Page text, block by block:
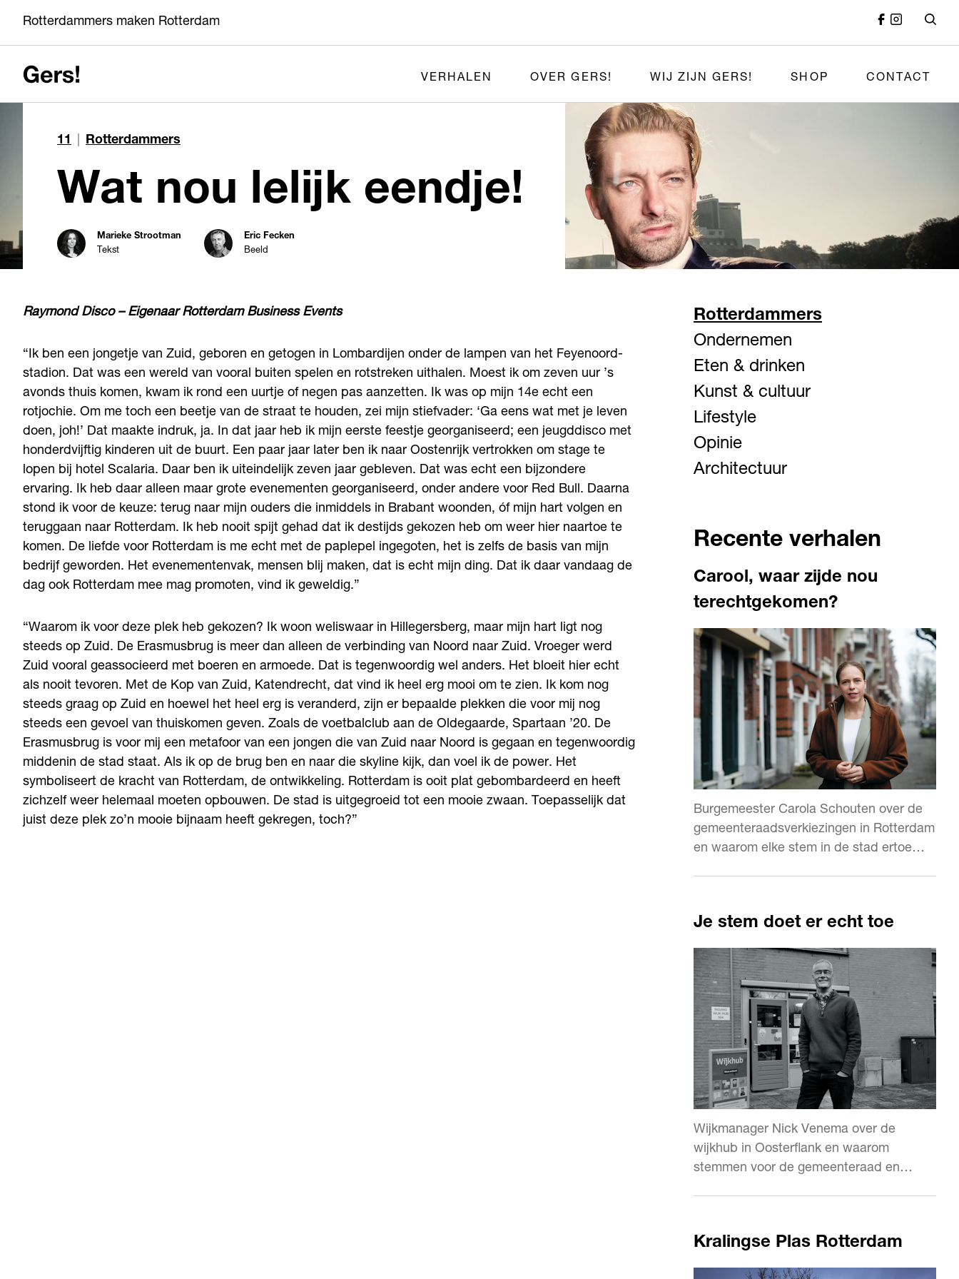
Rotterdammers maken Rotterdam
VERHALEN OVER GERS! WIJ ZIJN GERS! SHOP CONTACT
11 Rotterdammers
Wat nou lelijk eendje!
Marieke Strootman
Tekst
Eric Fecken
Beeld
Raymond Disco – Eigenaar Rotterdam Business Events
“Ik ben een jongetje van Zuid, geboren en getogen in Lombardijen onder de lampen van het Feyenoord-
stadion. Dat was een wereld van vooral buiten spelen en rotstreken uithalen. Moest ik om zeven uur ’s
avonds thuis komen, kwam ik rond een uurtje of negen pas aanzetten. Ik was op mijn 14e echt een
rotjochie. Om me toch een beetje van de straat te houden, zei mijn stiefvader: ‘Ga eens wat met je leven
doen, joh!’ Dat maakte indruk, ja. In dat jaar heb ik mijn eerste feestje georganiseerd; een jeugddisco met
honderdvijftig kinderen uit de buurt. Een paar jaar later ben ik naar Oostenrijk vertrokken om stage te
lopen bij hotel Scalaria. Daar ben ik uiteindelijk zeven jaar gebleven. Dat was echt een bijzondere
ervaring. Ik heb daar alleen maar grote evenementen georganiseerd, onder andere voor Red Bull. Daarna
stond ik voor de keuze: terug naar mijn ouders die inmiddels in Brabant woonden, óf mijn hart volgen en
teruggaan naar Rotterdam. Ik heb nooit spijt gehad dat ik destijds gekozen heb om weer hier naartoe te
komen. De liefde voor Rotterdam is me echt met de paplepel ingegoten, het is zelfs de basis van mijn
bedrijf geworden. Het evenementenvak, mensen blij maken, dat is echt mijn ding. Dat ik daar vandaag de
dag ook Rotterdam mee mag promoten, vind ik geweldig.”
“Waarom ik voor deze plek heb gekozen? Ik woon weliswaar in Hillegersberg, maar mijn hart ligt nog
steeds op Zuid. De Erasmusbrug is meer dan alleen de verbinding van Noord naar Zuid. Vroeger werd
Zuid vooral geassocieerd met boeren en armoede. Dat is tegenwoordig wel anders. Het bloeit hier echt
als nooit tevoren. Met de Kop van Zuid, Katendrecht, dat vind ik heel erg mooi om te zien. Ik kom nog
steeds graag op Zuid en hoewel het heel erg is veranderd, zijn er bepaalde plekken die voor mij nog
steeds een gevoel van thuiskomen geven. Zoals de voetbalclub aan de Oldegaarde, Spartaan ’20. De
Erasmusbrug is voor mij een metafoor van een jongen die van Zuid naar Noord is gegaan en tegenwoordig
middenin de stad staat. Als ik op de brug ben en naar die skyline kijk, dan voel ik de power. Het
symboliseert de kracht van Rotterdam, de ontwikkeling. Rotterdam is ooit plat gebombardeerd en heeft
zichzelf weer helemaal moeten opbouwen. De stad is uitgegroeid tot een mooie zwaan. Toepasselijk dat
juist deze plek zo’n mooie bijnaam heeft gekregen, toch?”
Rotterdammers
Ondernemen
Eten & drinken
Kunst & cultuur
Lifestyle
Opinie
Architectuur
Recente verhalen
Carool, waar zijde nou
terechtgekomen?
Burgemeester Carola Schouten over de
gemeenteraadsverkiezingen in Rotterdam
en waarom elke stem in de stad ertoe
Je stem doet er echt toe
Wijkmanager Nick Venema over de
wijkhub in Oosterflank en waarom
stemmen voor de gemeenteraad en
Kralingse Plas Rotterdam